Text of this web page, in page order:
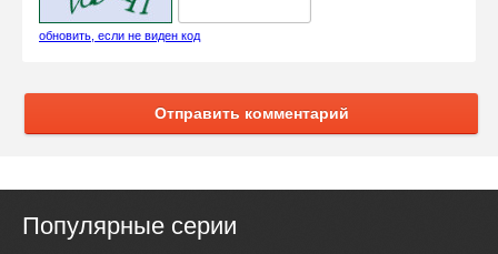
обновить, если не виден код
Отправить комментарий
Популярные серии